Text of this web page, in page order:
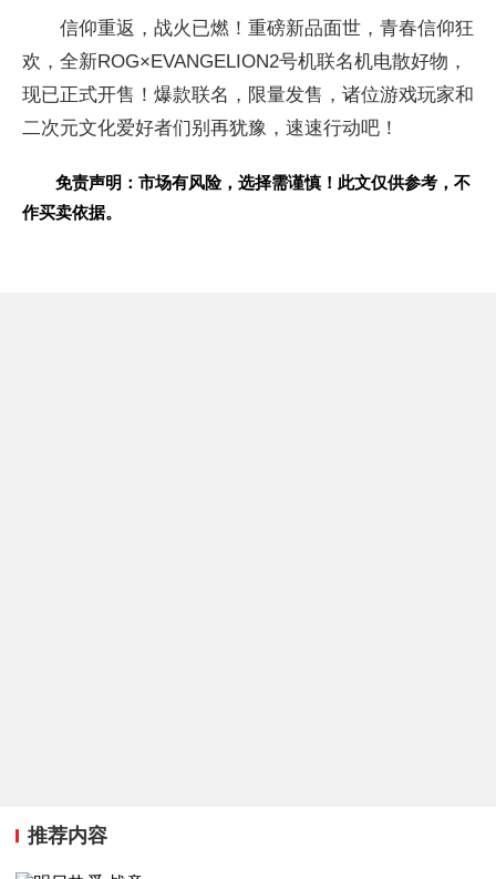
信仰重返，战火已燃！重磅新品面世，青春信仰狂
欢，全新ROG×EVANGELION2号机联名机电散好物，
现已正式开售！爆款联名，限量发售，诸位游戏玩家和
二次元文化爱好者们别再犹豫，速速行动吧！
免责声明：市场有风险，选择需谨慎！此文仅供参考，不
作买卖依据。
推荐内容